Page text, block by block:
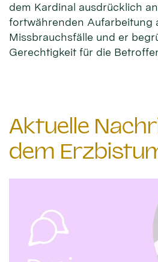
dem Kardinal ausdrücklich
fortwährenden Aufarbeitung
Missbrauchsfälle und er
Gerechtigkeit für die
Aktuelle
dem